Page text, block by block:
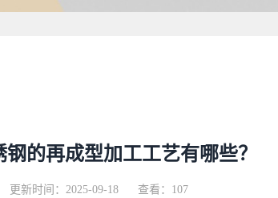
钢的再成型加工工艺有哪些？
更新时间： 2025-09-18 查看：107